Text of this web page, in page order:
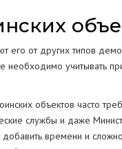
от других типов
необходимо учитывать
объектов часто
службы и даже
времени и